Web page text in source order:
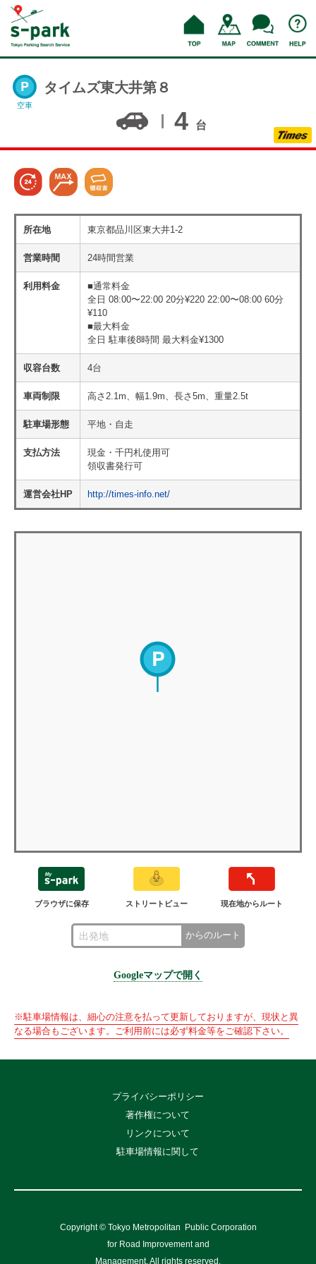
空車
タイムズ東大井第８
4 台
所在地 東京都品川区東大井1-2
営業時間 24時間営業
利用料金
■通常料金
全日 08:00〜22:00 20分¥220 22:00〜08:00 60分
¥110
■最大料金
全日 駐車後8時間 最大料金¥1300
収容台数 4台
車両制限 高さ2.1m、幅1.9m、長さ5m、重量2.5t
駐車場形態 平地・自走
支払方法
現金・千円札使用可
領収書発行可
運営会社HP http://times-info.net/
ブラウザに保存 ストリートビュー 現在地からルート
からのルート
Googleマップで開く
※駐車場情報は、細心の注意を払って更新しておりますが、現状と異
なる場合もございます。ご利用前には必ず料金等をご確認下さい。
プライバシーポリシー
著作権について
リンクについて
駐車場情報に関して
Copyright © Tokyo Metropolitan
Public Corporation
for Road Improvement and
Management, All rights reserved.